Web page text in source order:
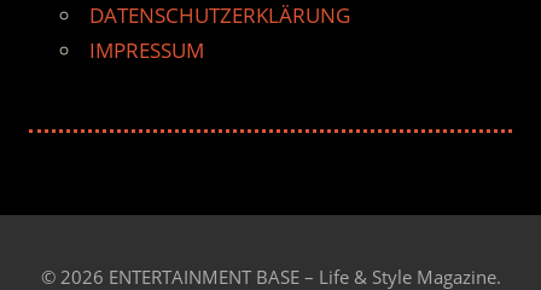
DATENSCHUTZERKLÄRUNG
IMPRESSUM
© 2026 ENTERTAINMENT BASE – Life & Style Magazine.